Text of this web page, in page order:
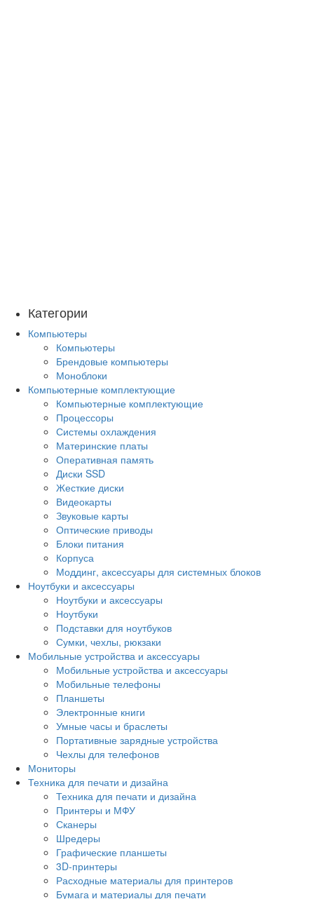
Категории
Компьютеры
Компьютеры
Брендовые компьютеры
Моноблоки
Компьютерные комплектующие
Компьютерные комплектующие
Процессоры
Системы охлаждения
Материнские платы
Оперативная память
Диски SSD
Жесткие диски
Видеокарты
Звуковые карты
Оптические приводы
Блоки питания
Корпуса
Моддинг, аксессуары для системных блоков
Ноутбуки и аксессуары
Ноутбуки и аксессуары
Ноутбуки
Подставки для ноутбуков
Сумки, чехлы, рюкзаки
Мобильные устройства и аксессуары
Мобильные устройства и аксессуары
Мобильные телефоны
Планшеты
Электронные книги
Умные часы и браслеты
Портативные зарядные устройства
Чехлы для телефонов
Мониторы
Техника для печати и дизайна
Техника для печати и дизайна
Принтеры и МФУ
Сканеры
Шредеры
Графические планшеты
3D-принтеры
Расходные материалы для принтеров
Бумага и материалы для печати